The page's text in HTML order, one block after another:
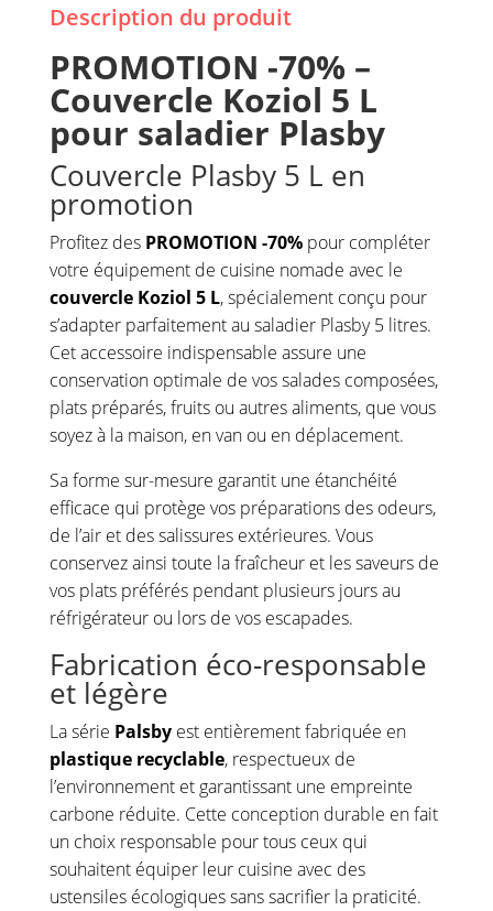
Description du produit
PROMOTION -70% –
Couvercle Koziol 5 L
pour saladier Plasby
Couvercle Plasby 5 L en
promotion
Profitez des PROMOTION -70%pour compléter
votre équipement de cuisine nomade avec le
couvercle Koziol 5 L, spécialement conçu pour
s’adapter parfaitement au saladier Plasby 5 litres.
Cet accessoire indispensable assure une
conservation optimale de vos salades composées,
plats préparés, fruits ou autres aliments, que vous
soyez à la maison, en van ou en déplacement.
Sa forme sur-mesure garantit une étanchéité
efficace qui protège vos préparations des odeurs,
de l’air et des salissures extérieures. Vous
conservez ainsi toute la fraîcheur et les saveurs de
vos plats préférés pendant plusieurs jours au
réfrigérateur ou lors de vos escapades.
Fabrication éco-responsable
et légère
La série Palsbyest entièrement fabriquée en
plastique recyclable, respectueux de
l’environnement et garantissant une empreinte
carbone réduite. Cette conception durable en fait
un choix responsable pour tous ceux qui
souhaitent équiper leur cuisine avec des
ustensiles écologiques sans sacrifier la praticité.